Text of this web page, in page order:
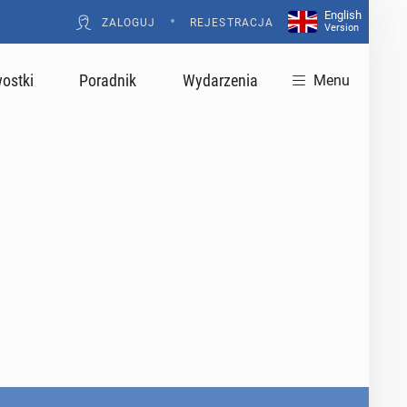
ZALOGUJ • REJESTRACJA
English
Version
Poradnik Wydarzenia Menu